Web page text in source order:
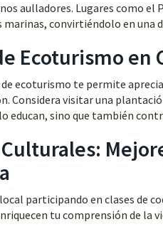
aulladores. Lugares como
convirtiéndolo en una
Ecoturismo en
ecoturismo te permite
Considera visitar una
educan, sino que también
participando en clases de
tu comprensión de la